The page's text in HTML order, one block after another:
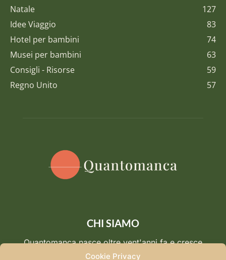
Cookie Privacy
Natale
127
Idee Viaggio
83
Hotel per bambini
74
Musei per bambini
63
Consigli - Risorse
59
Regno Unito
57
CHI SIAMO
Quantomanca nasce oltre vent'anni fa e cresce
insieme a chi viaggia. Oggi è un punto di riferimento